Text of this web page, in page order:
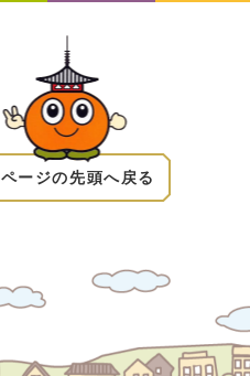
ページの先頭へ戻る